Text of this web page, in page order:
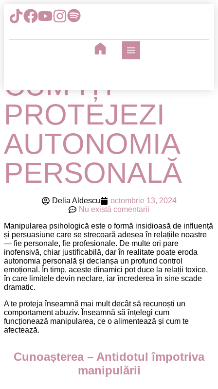
MANIPULAREA
PSIHOLOGICĂ:
CUM ÎȚI
PROTEJEZI
AUTONOMIA
PERSONALĂ
Delia Aldescu
octombrie 13, 2024
Nu există comentarii
Manipularea psihologică este o formă insidioasă de influență
și persuasiune care se strecoară adesea în relațiile noastre
— fie personale, fie profesionale. De multe ori pare
inofensivă, chiar justificabilă, dar în realitate poate eroda
autonomia personală și declanșa un profund control
emoțional. În timp, aceste dinamici pot duce la relații toxice,
în care limitele devin neclare, iar încrederea în sine scade
dramatic.
A te proteja înseamnă mai mult decât să recunoști un
comportament abuziv. Înseamnă să înțelegi cum
funcționează manipularea, ce o alimentează și cum te
afectează.
Cunoașterea – Antidotul împotriva
manipulării